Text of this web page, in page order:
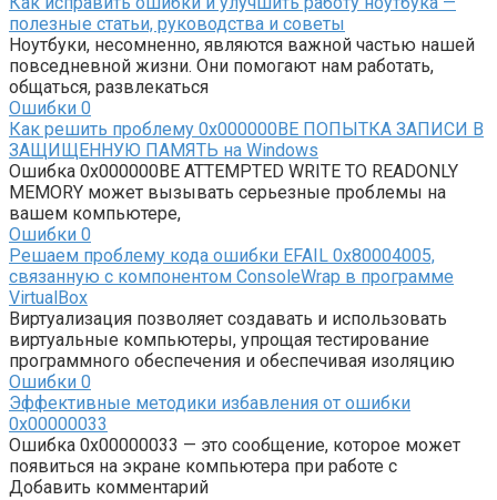
полезные статьи, руководства и советы
Ноутбуки, несомненно, являются важной частью нашей
повседневной жизни. Они помогают нам работать,
общаться, развлекаться
Ошибки 0
Как решить проблему 0x000000BE ПОПЫТКА ЗАПИСИ В
ЗАЩИЩЕННУЮ ПАМЯТЬ на Windows
Ошибка 0x000000BE ATTEMPTED WRITE TO READONLY
MEMORY может вызывать серьезные проблемы на
вашем компьютере,
Ошибки 0
Решаем проблему кода ошибки EFAIL 0x80004005,
связанную с компонентом ConsoleWrap в программе
VirtualBox
Виртуализация позволяет создавать и использовать
виртуальные компьютеры, упрощая тестирование
программного обеспечения и обеспечивая изоляцию
Ошибки 0
Эффективные методики избавления от ошибки
0x00000033
Ошибка 0x00000033 — это сообщение, которое может
появиться на экране компьютера при работе с
Добавить комментарий